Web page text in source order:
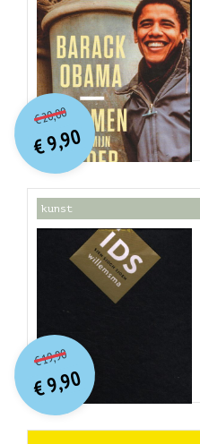
€20,00O
orspr
onkelijke
prijs
was:
€ 20,00.
€9,90
Huidige
prijs
is:
€ 9,90.
kunst
€19,90O
orspr
onkelijke
prijs
was:
€ 19,90.
€9,90
Huidige
prijs
is:
€ 9,90.